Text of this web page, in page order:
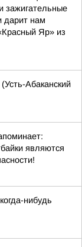
зажигательные
дарит нам
Яр» из
Абаканский
являются
нибудь